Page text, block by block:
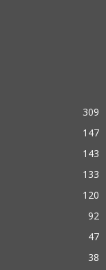
309
147
143
133
120
92
47
38